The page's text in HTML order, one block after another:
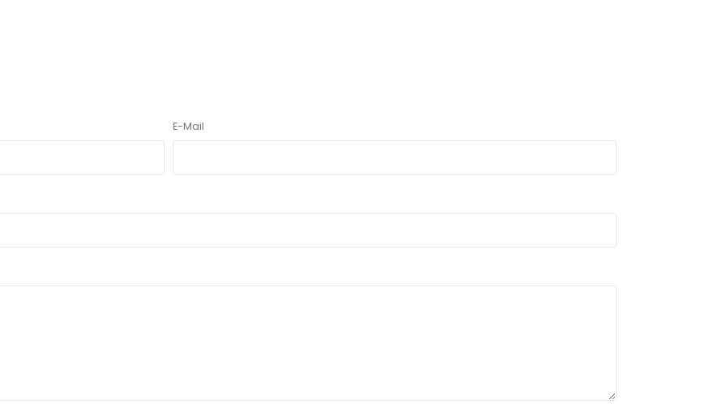
E-Mail